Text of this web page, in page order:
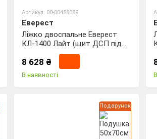
Артикул: 00-00458089
Еверест
Ліжко двоспальне Еверест
КЛ-1400 Лайт (щит ДСП під
матрац) 140х200 см Дуб
сонома (DTM-4655)
8 628 ₴
В наявності
Подарунок